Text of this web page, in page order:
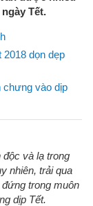
Tết.
2018 dọn dẹp
chưng vào dịp
và lạ trong
nhiên, trải qua
trong muôn
dịp Tết.